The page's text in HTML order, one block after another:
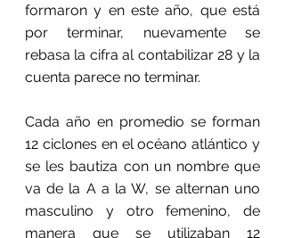
formaron y en este año, que está
por terminar, nuevamente se
rebasa la cifra al contabilizar 28 y la
cuenta parece no terminar.
Cada año en promedio se forman
12 ciclones en el océano atlántico y
se les bautiza con un nombre que
va de la A a la W, se alternan uno
masculino y otro femenino, de
manera que se utilizaban 12